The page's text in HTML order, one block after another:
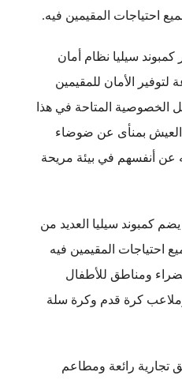
احتياجات المقيمين فيه.
كمبوند سيليا نظام أمان
الأمان للمقيمين
الخصوصية المتاحة في هذا
العيش بمنأى عن ضوضاء
عن أنفسهم في بيئة مريحة
يضم كمبوند سيليا العديد من
احتياجات المقيمين فيه
ومناطق للأطفال
كرة قدم وكرة سلة
تجارية رائعة ومطاعم